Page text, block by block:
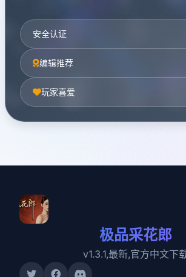
安全认证
编辑推荐
玩家喜爱
极品采花郎
v1.3.1,最新,官方中文下